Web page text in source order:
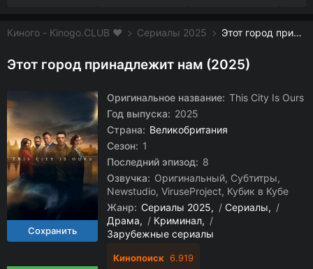
Киного - Kinogo.CLUB ❤️ Сериалы 2025 Этот город принадлежит нам смотреть онлайн бесплатно
Этот город принадлежит нам (2025)
Оригинальное название: This City Is Ours
Год выпуска: 2025
Страна: Великобритания
Сезон: 1
Последний эпизод: 8
Озвучка: Оригинальный, Субтитры,
Newstudio, ViruseProject, Кубик в Кубе
Жанр: Сериалы 2025 / Сериалы
/
Драма
/ Криминал
/
Зарубежные сериалы
Кинопоиск 6.919